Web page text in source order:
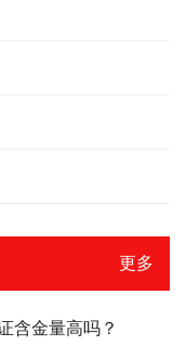
更多
含金量高吗？